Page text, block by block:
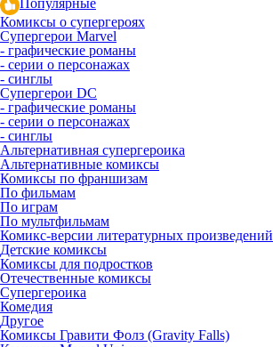
Популярные
Комиксы о супергероях
Супергерои Marvel
- графические романы
- серии о персонажах
- синглы
Супергерои DC
- графические романы
- серии о персонажах
- синглы
Альтернативная супергероика
Альтернативные комиксы
Комиксы по франшизам
По фильмам
По играм
По мультфильмам
Комикс-версии литературных произведений
Детские комиксы
Комиксы для подростков
Отечественные комиксы
Супергероика
Комедия
Другое
Комиксы Гравити Фолз (Gravity Falls)